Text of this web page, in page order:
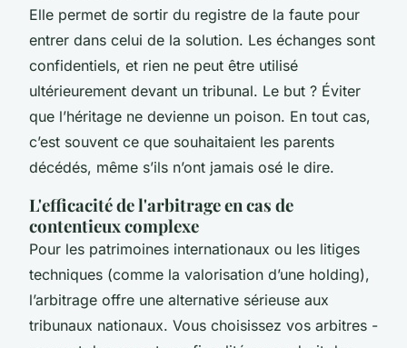
Elle permet de sortir du registre de la faute pour
entrer dans celui de la solution. Les échanges sont
confidentiels, et rien ne peut être utilisé
ultérieurement devant un tribunal. Le but ? Éviter
que l’héritage ne devienne un poison. En tout cas,
c’est souvent ce que souhaitaient les parents
décédés, même s’ils n’ont jamais osé le dire.
L'efficacité de l'arbitrage en cas de
contentieux complexe
Pour les patrimoines internationaux ou les litiges
techniques (comme la valorisation d’une holding),
l’arbitrage offre une alternative sérieuse aux
tribunaux nationaux. Vous choisissez vos arbitres -